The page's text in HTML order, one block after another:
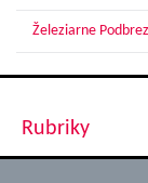
Železiarne
Rubriky